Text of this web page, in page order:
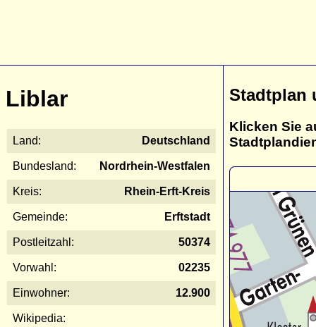
Liblar
Land: Deutschland
Bundesland: Nordrhein-Westfalen
Kreis: Rhein-Erft-Kreis
Gemeinde: Erftstadt
Postleitzahl: 50374
Vorwahl: 02235
Einwohner: 12.900
Wikipedia:
Stadtplan
Klicken Sie